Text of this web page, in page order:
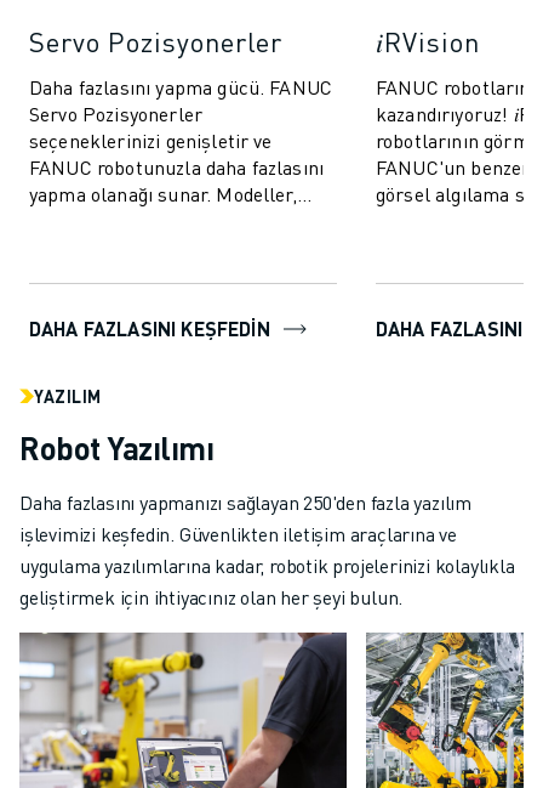
Servo Pozisyonerler
Daha fazlasını yapma gücü. FANUC
Servo Pozisyonerler
seçeneklerinizi genişletir ve
FANUC robotunuzla daha fazlasını
yapma olanağı sunar. Modeller,
DAHA FAZLASINI KEŞFEDIN
𝑖RVision
FANUC
kazandırıyoruz!
robotlarının
FANUC'un
görsel algılama
DAHA FAZLASINI
YAZILIM
Robot Yazılımı
Daha fazlasını yapmanızı sağlayan 250'den fazla yazılım
işlevimizi keşfedin. Güvenlikten iletişim araçlarına ve
uygulama yazılımlarına kadar, robotik projelerinizi kolaylıkla
geliştirmek için ihtiyacınız olan her şeyi bulun.